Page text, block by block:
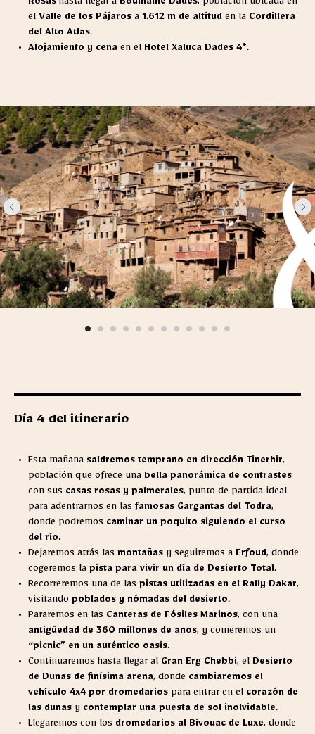
Rosas hasta llegar a Boumalne Dades, población ubicada en
el Valle de los Pájaros a 1.612 m de altitud en la Cordillera
del Alto Atlas.
Alojamiento y cena en el Hotel Xaluca Dades 4*.
Día 4 del itinerario
Esta mañana saldremos temprano en dirección Tinerhir,
población que ofrece una bella panorámica de contrastes
con sus casas rosas y palmerales, punto de partida ideal
para adentrarnos en las famosas Gargantas del Todra,
donde podremos caminar un poquito siguiendo el curso
del río.
Dejaremos atrás las montañas y seguiremos a Erfoud, donde
cogeremos la pista para vivir un día de Desierto Total.
Recorreremos una de las pistas utilizadas en el Rally Dakar,
visitando poblados y nómadas del desierto.
Pararemos en las Canteras de Fósiles Marinos, con una
antigüedad de 360 millones de años, y comeremos un
“picnic” en un auténtico oasis.
Continuaremos hasta llegar al Gran Erg Chebbi, el Desierto
de Dunas de finísima arena, donde cambiaremos el
vehículo 4x4 por dromedarios para entrar en el corazón de
las dunas y contemplar una puesta de sol inolvidable.
Llegaremos con los dromedarios al Bivouac de Luxe, donde